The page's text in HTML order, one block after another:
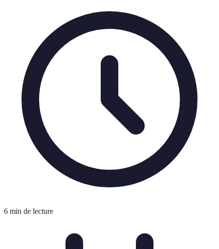
6 min de lecture